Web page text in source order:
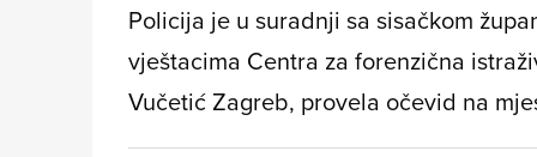
Policija je u suradnji sa sisačkom
vještacima Centra za forenzična
Vučetić Zagreb, provela očevid na